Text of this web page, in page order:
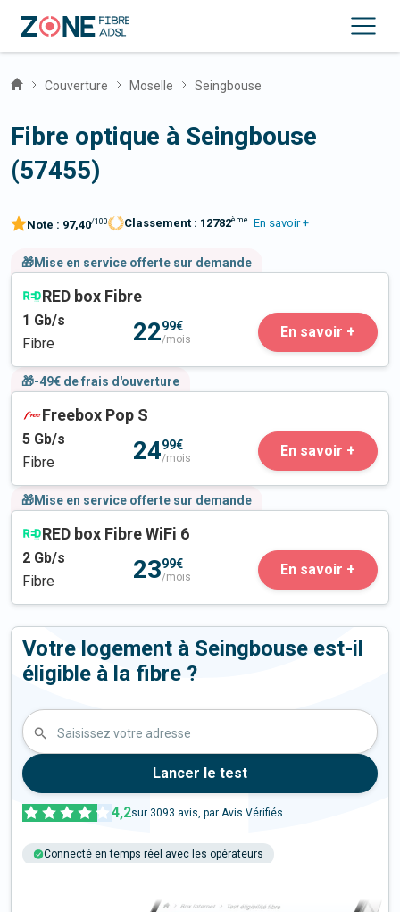
Couverture Moselle Seingbouse
Fibre optique à Seingbouse
(57455)
Note : 97,40/100 Classement : 12782ème En savoir +
🎁Mise en service offerte sur demande
RED box Fibre
1 Gb/s
Fibre
2299€
/mois En savoir +
🎁-49€ de frais d'ouverture
Freebox Pop S
5 Gb/s
Fibre
2499€
/mois En savoir +
🎁Mise en service offerte sur demande
RED box Fibre WiFi 6
2 Gb/s
Fibre
2399€
/mois En savoir +
Votre logement à Seingbouse est-il
éligible à la fibre ?
Saisissez votre adresse
Lancer le test
4,2sur 3093 avis, par Avis Vérifiés
Connecté en temps réel avec les opérateurs